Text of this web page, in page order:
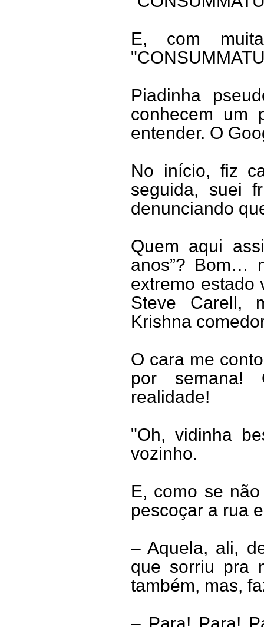
E, com
Piadinha
conhecem um
entender. O
No início, fiz
seguida, suei
denunciando
Quem aqui
anos”? Bom…
extremo estado
Steve Carell,
Krishna
O cara me
por semana!
realidade!
"Oh, vidinha
vozinho.
E, como se
pescoçar a rua
– Aquela, ali,
que sorriu pra
também, mas,